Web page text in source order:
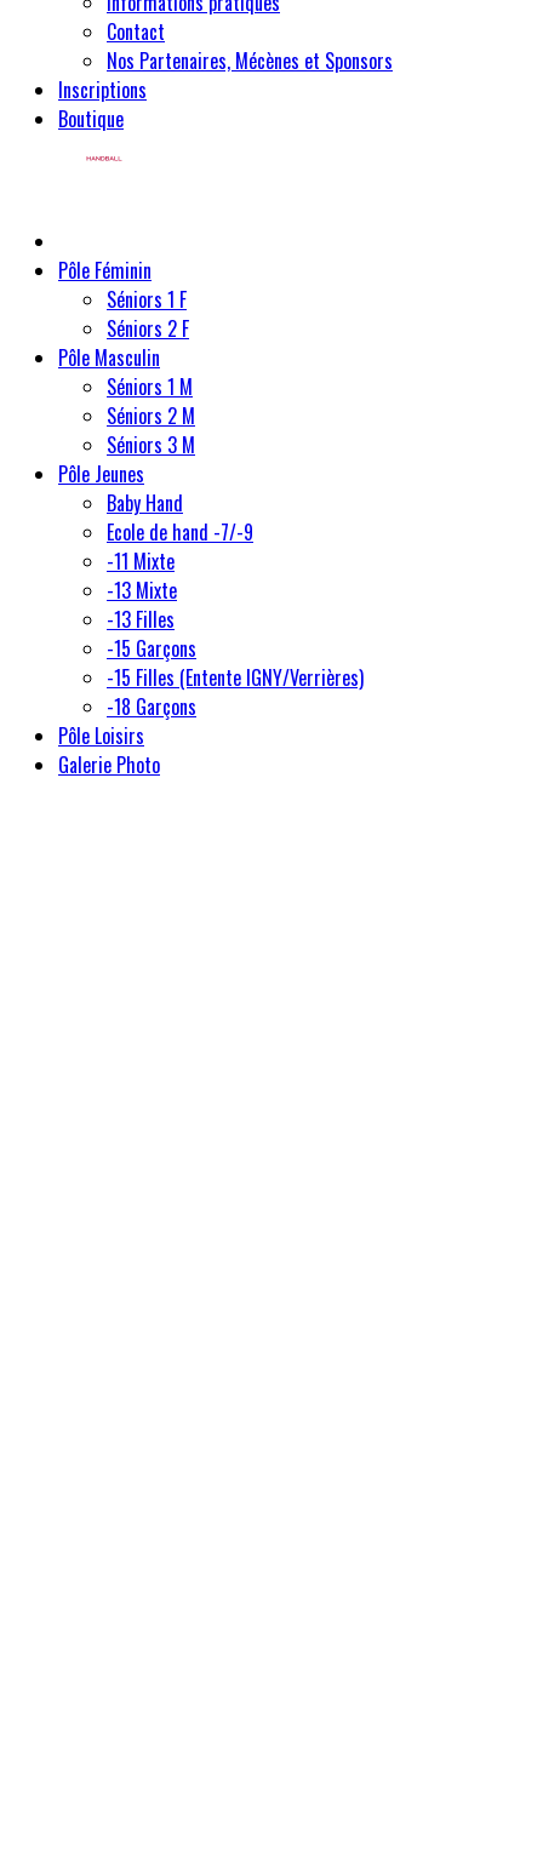
Contact
Nos Partenaires, Mécènes et Sponsors
Inscriptions
Boutique
Pôle Féminin
Séniors 1 F
Séniors 2 F
Pôle Masculin
Séniors 1 M
Séniors 2 M
Séniors 3 M
Pôle Jeunes
Baby Hand
Ecole de hand -7/-9
-11 Mixte
-13 Mixte
-13 Filles
-15 Garçons
-15 Filles (Entente IGNY/Verrières)
-18 Garçons
Pôle Loisirs
Galerie Photo